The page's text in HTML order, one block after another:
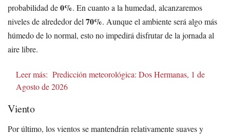
probabilidad de0%. En cuanto a la humedad, alcanzaremos
niveles de alrededor del70%. Aunque el ambiente será algo más
húmedo de lo normal, esto no impedirá disfrutar de la jornada al
aire libre.
Leer más: Predicción meteorológica: Dos Hermanas, 1 de
Agosto de 2026
Viento
Por último, los vientos se mantendrán relativamente suaves y